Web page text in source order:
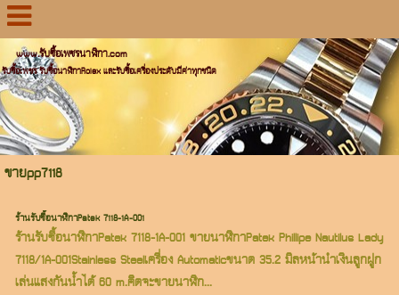
www.รับซื้อเพชรนาฬิกา.com
รับซื้อเพชร รับซื้อนาฬิกาRolex และรับซื้อเครื่องประดับมีค่าทุกชนิด
ขายpp7118
ร้านรับซื้อนาฬิกาPatek 7118-1A-001
ร้านรับซื้อนาฬิกาPatek 7118-1A-001 ขายนาฬิกาPatek Phillipe Nautilus Lady
7118/1A-001Stainless Steelเครื่อง Automaticขนาด 35.2 มิลหน้านำเงินลูกฝูก
เล่นแสงกันน้ำได้ 60 m.คิดจะขายนาฬิก...